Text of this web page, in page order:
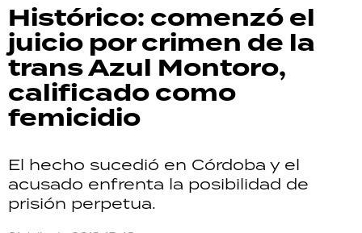
Histórico: comenzó el
juicio por crimen de la
trans Azul Montoro,
calificado como
femicidio
El hecho sucedió en Córdoba y el
acusado enfrenta la posibilidad de
prisión perpetua.
ACTUALIDAD
POLICIALES
ECONOMÍA
SALUD
DEPORTES